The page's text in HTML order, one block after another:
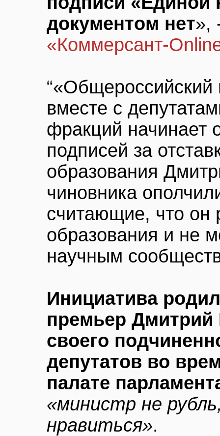
документом нет»,
«Коммерсант-
вместе с
фракций начинает
подписей за
образования
чиновника
считающие, что он
образования и не
научным
Инициатива
премьер
своего
депутатов во
палате
«министр не
нравиться».